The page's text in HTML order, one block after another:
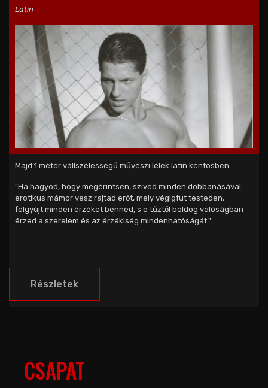
Latin
Majd 1 méter vállszélességű művészi lélek latin köntösben.
"Ha hagyod, hogy megérintsen, szíved minden dobbanásával
erotikus mámor vesz rajtad erőt, mely végigfut testeden,
felgyújt minden érzéket benned, s e tűztől boldog valóságban
érzed a szerelem és az érzékiség mindenhatóságát."
Részletek
CSAPAT